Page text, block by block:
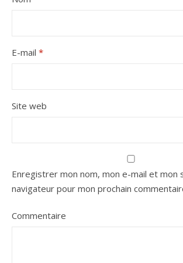
E-mail *
Site web
Enregistrer mon nom, mon e-mail et mon
navigateur pour mon prochain
Commentaire